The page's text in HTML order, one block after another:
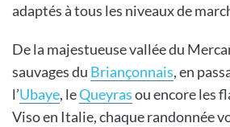
adaptés à tous les niveaux de
De la majestueuse vallée du
sauvages du Briançonnais, en
l’Ubaye, leQueyrasou encore les
Viso en Italie, chaque randonnée